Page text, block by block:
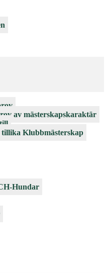
av mästerskapskaraktär
Klubbmästerskap
Hundar